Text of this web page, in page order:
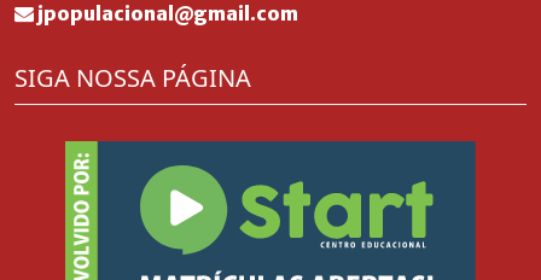
jpopulacional@gmail.com
SIGA NOSSA PÁGINA